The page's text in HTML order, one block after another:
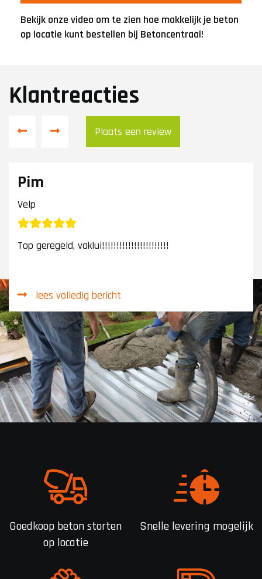
Bekijk onze video om te zien hoe makkelijk je beton
op locatie kunt bestellen bij Betoncentraal!
Klantreacties
Pim
Velp
Top geregeld, vaklui!!!!!!!!!!!!!!!!!!!!!!!
lees volledig bericht
Plaats een review
Goedkoop beton storten
op locatie
Snelle levering mogelijk